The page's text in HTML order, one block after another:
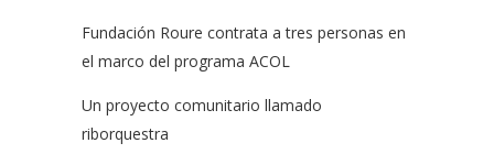
Fundación Roure contrata a tres personas en
el marco del programa ACOL
Un proyecto comunitario llamado
riborquestra